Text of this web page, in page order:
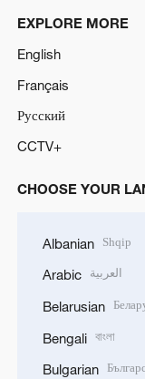
EXPLORE MORE
English
Français
Русский
CCTV+
CHOOSE YOUR
Albanian Shqip
Arabic العربية
Belarusian
Bengali বাংলা
Bulgarian